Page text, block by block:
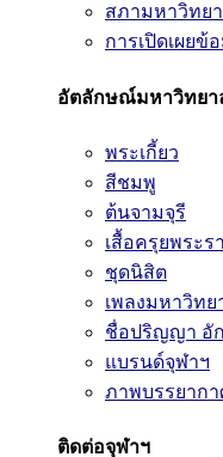
สภามหาวิทย
การเปิดเผย
อัตลักษณ์มหาวิทยา
พระเกี้ยว
สีชมพู
ต้นจามจุรี
เสื้อครุยพระ
ชุดนิสิต
เพลงมหาวิทย
ชื่อปริญญา อั
แบรนด์จุฬาฯ
ภาพบรรยาก
ติดต่อจุฬาฯ